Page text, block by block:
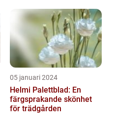
05 januari 2024
Helmi Palettblad: En
färgsprakande skönhet
för trädgården